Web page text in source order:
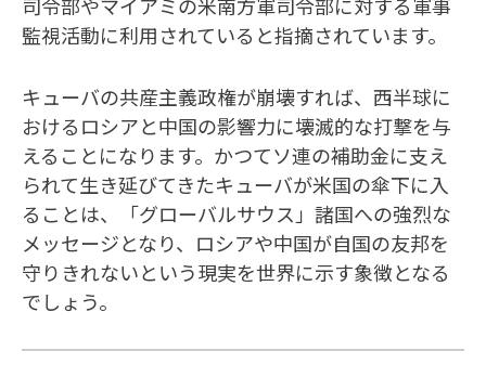
監視活動に利用されていると指摘されています。
キューバの共産主義政権が崩壊すれば、西半球に
おけるロシアと中国の影響力に壊滅的な打撃を与
えることになります。かつてソ連の補助金に支え
られて生き延びてきたキューバが米国の傘下に入
ることは、「グローバルサウス」諸国への強烈な
メッセージとなり、ロシアや中国が自国の友邦を
守りきれないという現実を世界に示す象徴となる
でしょう。